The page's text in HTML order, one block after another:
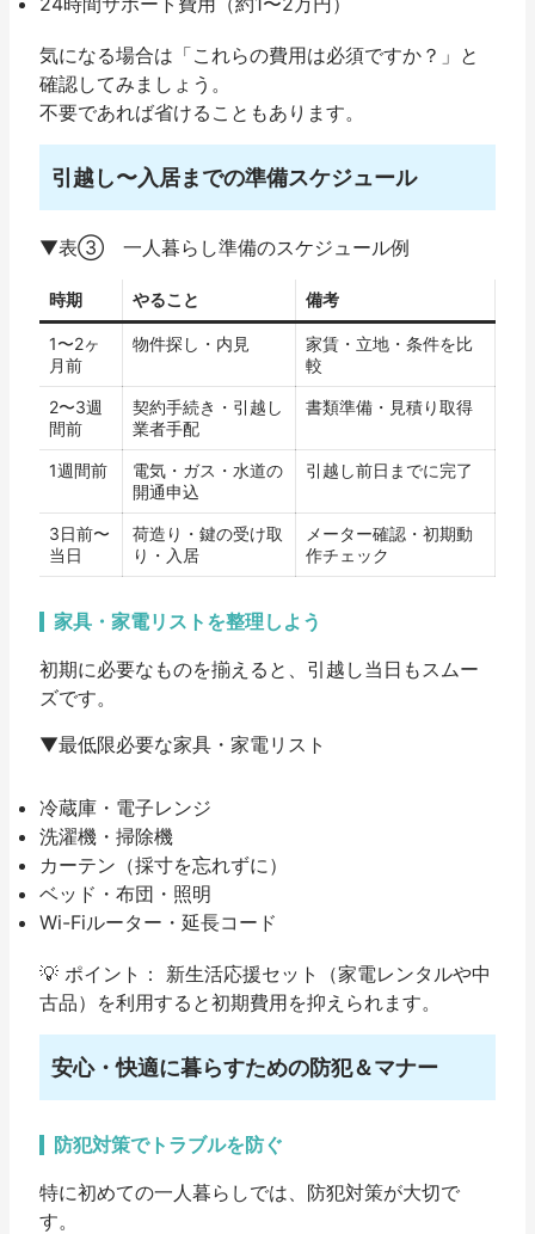
気になる場合は「これらの費用は必須ですか？」と
確認してみましょう。
不要であれば省けることもあります。
引越し〜入居までの準備スケジュール
▼表③ 一人暮らし準備のスケジュール例
時期 やること 備考
1〜2ヶ
月前
物件探し・内見
家賃・立地・条件を比
較
2〜3週
間前
契約手続き・引越し
業者手配
書類準備・見積り取得
1週間前
電気・ガス・水道の
開通申込
引越し前日までに完了
3日前〜
当日
荷造り・鍵の受け取
り・入居
メーター確認・初期動
作チェック
家具・家電リストを整理しよう
初期に必要なものを揃えると、引越し当日もスムー
ズです。
▼最低限必要な家具・家電リスト
冷蔵庫・電子レンジ
洗濯機・掃除機
カーテン（採寸を忘れずに）
ベッド・布団・照明
Wi-Fiルーター・延長コード
💡 ポイント：
新生活応援セット（家電レンタルや中
古品）を利用すると初期費用を抑えられます。
安心・快適に暮らすための防犯＆マナー
防犯対策でトラブルを防ぐ
特に初めての一人暮らしでは、防犯対策が大切で
す。